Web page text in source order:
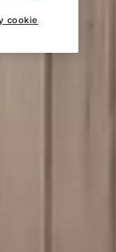
cookie